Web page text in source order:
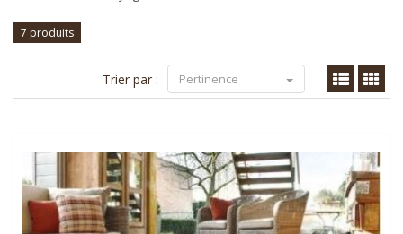
7 produits
Trier par : Pertinence